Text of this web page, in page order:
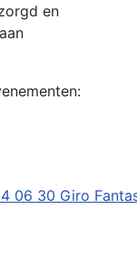
en
06 30 Giro